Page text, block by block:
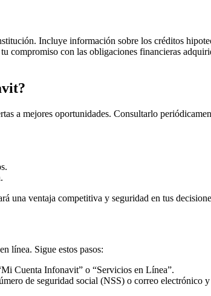
Incluye información sobre los créditos
compromiso con las obligaciones financieras
a mejores oportunidades. Consultarlo
una ventaja competitiva y seguridad en tus
línea. Sigue estos pasos:
Cuenta Infonavit” o “Servicios en Línea”.
de seguridad social (NSS) o correo electrónico